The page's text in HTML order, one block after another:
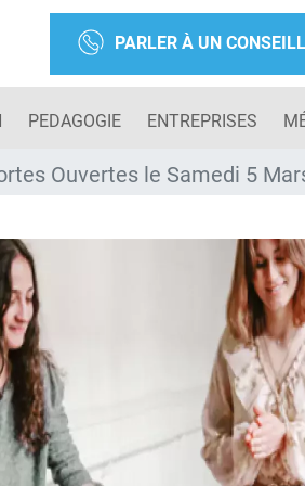
PARLER À UN
PEDAGOGIE ENTREPRISES
Ouvertes le Samedi 5